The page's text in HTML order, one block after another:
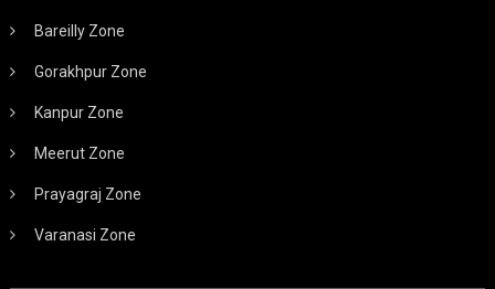
Bareilly Zone
Gorakhpur Zone
Kanpur Zone
Meerut Zone
Prayagraj Zone
Varanasi Zone